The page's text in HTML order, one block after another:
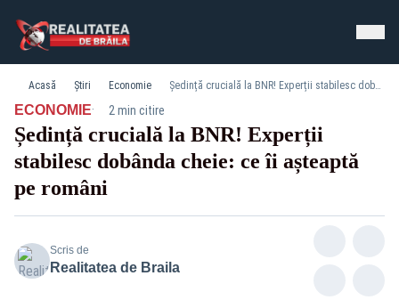
Acasă Știri Economie Ședință crucială la BNR! Experții stabilesc dobânda cheie: ce îi așteaptă pe români
ECONOMIE· 2 min citire
Ședință crucială la BNR! Experții
stabilesc dobânda cheie: ce îi așteaptă
pe români
Scris de
Realitatea de Braila